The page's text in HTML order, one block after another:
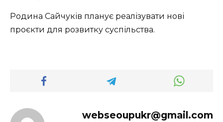
Родина Сайчуків планує реалізувати нові
проєкти для розвитку суспільства.
webseoupukr@gmail.com